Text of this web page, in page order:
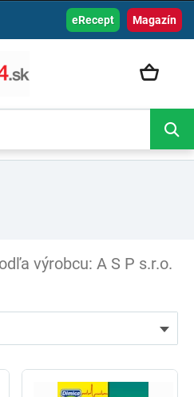
Magazín
eRecept
výrobcu: A S P s.r.o.